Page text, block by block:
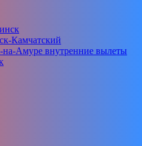
Камчатский
на-Амуре внутренние вылеты